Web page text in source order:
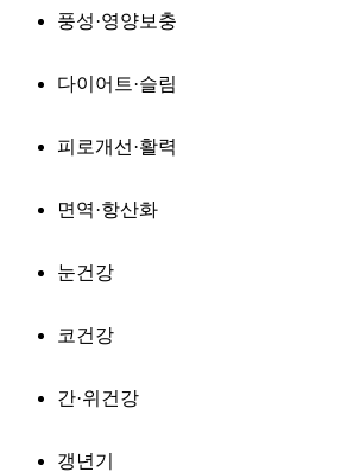
풍성·영양보충
다이어트·슬림
피로개선·활력
면역·항산화
눈건강
코건강
간·위건강
갱년기